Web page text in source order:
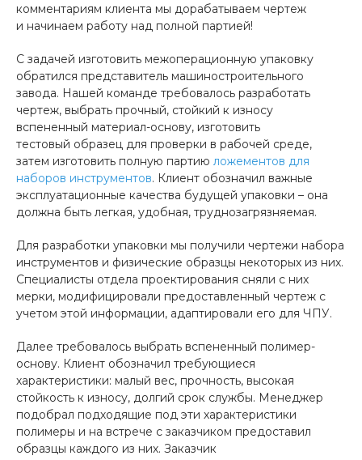
комментариям клиента мы дорабатываем чертеж
и начинаем работу над полной партией!
С задачей изготовить межоперационную упаковку
обратился представитель машиностроительного
завода. Нашей команде требовалось разработать
чертеж, выбрать прочный, стойкий к износу
вспененный материал-основу, изготовить
тестовый образец для проверки в рабочей среде,
затем изготовить полную партию ложементов для
наборов инструментов. Клиент обозначил важные
эксплуатационные качества будущей упаковки – она
должна быть легкая, удобная, труднозагрязняемая.
Для разработки упаковки мы получили чертежи набора
инструментов и физические образцы некоторых из них.
Специалисты отдела проектирования сняли с них
мерки, модифицировали предоставленный чертеж с
учетом этой информации, адаптировали его для ЧПУ.
Далее требовалось выбрать вспененный полимер-
основу. Клиент обозначил требующиеся
характеристики: малый вес, прочность, высокая
стойкость к износу, долгий срок службы. Менеджер
подобрал подходящие под эти характеристики
полимеры и на встрече с заказчиком предоставил
образцы каждого из них. Заказчик